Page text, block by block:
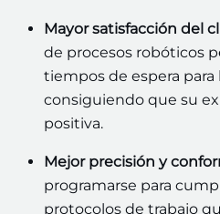
Mayor satisfacción del
de procesos robóticos
tiempos de espera para
consiguiendo que su
positiva.
Mejor precisión y
programarse para
protocolos de trabajo